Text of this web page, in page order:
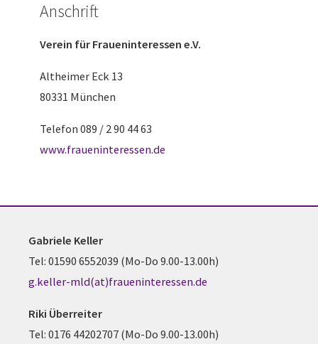
Anschrift
Verein für Fraueninteressen e.V.
Altheimer Eck 13
80331 München
Telefon 089 / 2 90 44 63
www.fraueninteressen.de
Gabriele Keller
Tel: 01590 6552039 (Mo-Do 9.00-13.00h)
g.keller-mld(at)fraueninteressen.de
Riki Überreiter
Tel: 0176 44202707 (Mo-Do 9.00-13.00h)